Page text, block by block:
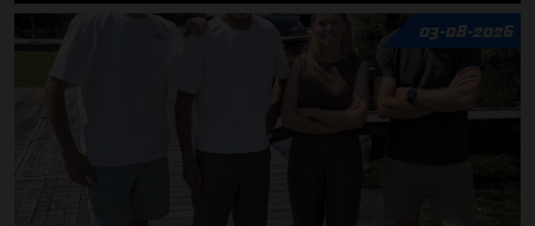
03-08-2026